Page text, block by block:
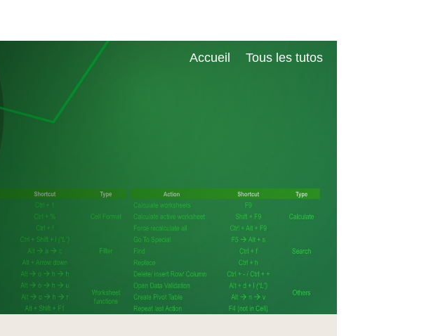
Accueil Tous les tutos